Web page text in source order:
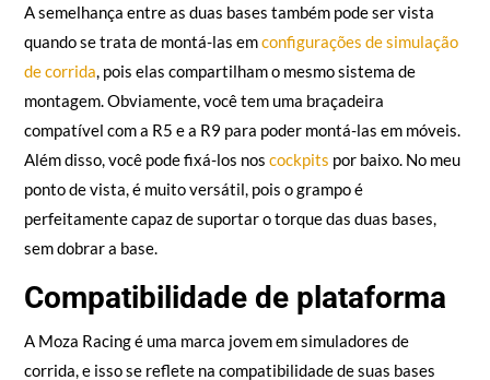
Montagem personalizada
A semelhança entre as duas bases também pode ser vista
quando se trata de montá-las em
configurações de simulação
de corrida
, pois elas compartilham o mesmo sistema de
montagem. Obviamente, você tem uma braçadeira
compatível com a R5 e a R9 para poder montá-las em móveis.
Além disso, você pode fixá-los nos
cockpits
por baixo. No meu
ponto de vista, é muito versátil, pois o grampo é
sem dobrar a base.
Compatibilidade de plataforma